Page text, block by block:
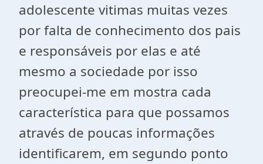
adolescente vitimas muitas vezes
por falta de conhecimento dos pais
e responsáveis por elas e até
mesmo a sociedade por isso
preocupei-me em mostra cada
característica para que possamos
através de poucas informações
identificarem, em segundo ponto